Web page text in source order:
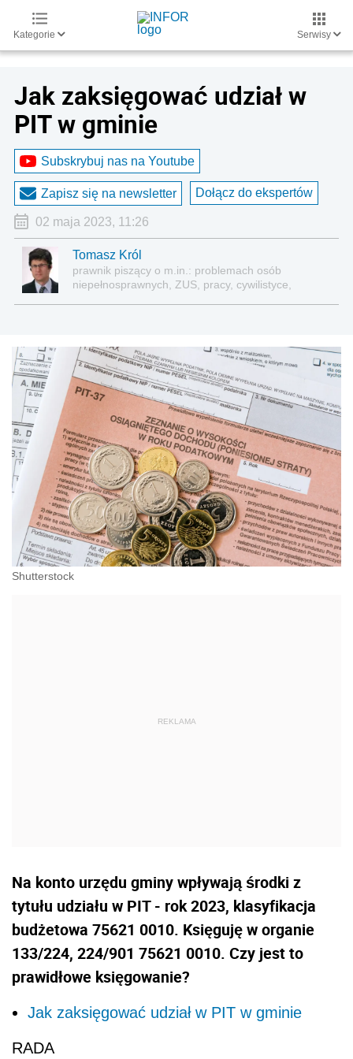
Kategorie Serwisy
Jak zaksięgować udział w
PIT w gminie
Subskrybuj nas na Youtube
Zapisz się na newsletter Dołącz do ekspertów
02 maja 2023, 11:26
Tomasz Król
prawnik piszący o m.in.: problemach osób
niepełnosprawnych, ZUS, pracy, cywilistyce,
Shutterstock
Na konto urzędu gminy wpływają środki z
tytułu udziału w PIT - rok 2023, klasyfikacja
budżetowa 75621 0010. Księguję w organie
133/224, 224/901 75621 0010. Czy jest to
prawidłowe księgowanie?
Jak zaksięgować udział w PIT w gminie
RADA